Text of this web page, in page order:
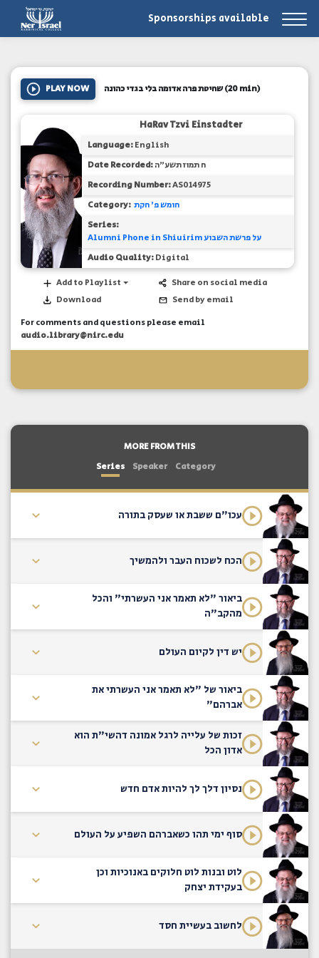
Sponsorships available
PLAY NOW שחיטת פרה אדומה בלי בגדי כהונה(20 min)
HaRav Tzvi Einstadter
Language:English
Date Recorded:ח תמוז תשע"ה
Recording Number:AS014975
Category: חומש פ' חקת
Series:
Alumni Phone in Shiuirim על פרשת השבוע
Audio Quality:Digital
Add to Playlist
Download
Share on social media
Send by email
For comments and questions please email
audio.library@nirc.edu
MORE FROM THIS
Series
Speaker Category
עכו"ם ששבת או שעסק בתורה
הכח לשכוח העבר ולהמשיך
ביאור "לא תאמר אני העשרתי" והכל
מהקב"ה
יש דין לקיום העולם
ביאור של "לא תאמר אני העשרתי את
אברהם"
זכות של עלייה לרגל אמונה דהשי"ת הוא
אדון הכל
נסיון דלך לך להיות אדם חדש
סוף ימי תהו כשאברהם השפיע על העולם
לוט ובנות לוט חלוקים באנוכיות וכן
בעקידת יצחק
לחשוב בעשיית חסד